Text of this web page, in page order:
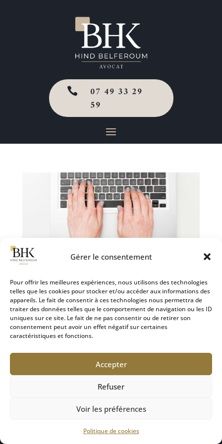
Gérer le consentement
Pour offrir les meilleures expériences, nous utilisons des technologies
telles que les cookies pour stocker et/ou accéder aux informations des
appareils. Le fait de consentir à ces technologies nous permettra de
traiter des données telles que le comportement de navigation ou les ID
uniques sur ce site. Le fait de ne pas consentir ou de retirer son
consentement peut avoir un effet négatif sur certaines
caractéristiques et fonctions.
Accepter
Refuser
Voir les préférences
Politique de cookies

07 49 33 29
59
Les conditions et la procédure de saisine de la
commission d’indemnisation des victimes d’infractions
(CIVI)
28 Sep 2024|Défense des victimes
d’indemnisation des victimes d’infractions : La
d’Infractions (CIVI) est une instance créée pour